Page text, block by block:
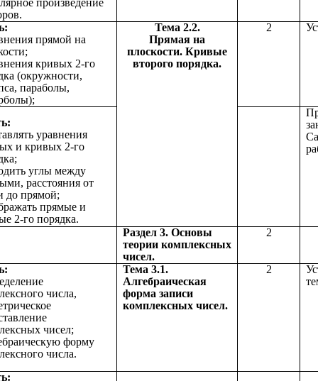
прямой на
кривых 2-го
(окружности,
параболы,
Тема 2.2.
Прямая на
плоскости. Кривые
второго порядка.
2
уравнения
и кривых 2-го
углы между
расстояния от
до прямой;
прямые и
2-го порядка.
Раздел 3. Основы
теории комплексных
чисел.
2
числа,
чисел;
форму
числа.
Тема 3.1.
Алгебраическая
форма записи
комплексных чисел.
2